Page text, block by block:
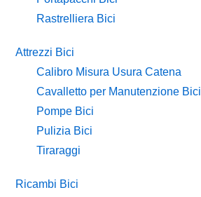
Rastrelliera Bici
Attrezzi Bici
Calibro Misura Usura Catena
Cavalletto per Manutenzione Bici
Pompe Bici
Pulizia Bici
Tiraraggi
Ricambi Bici